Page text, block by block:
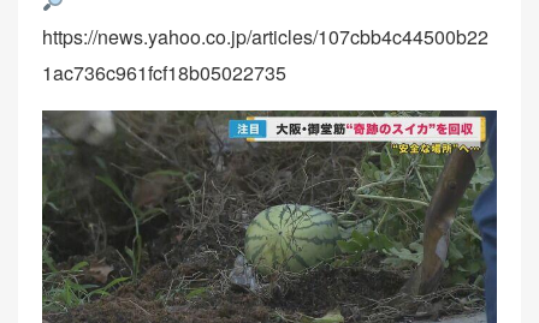
https://news.yahoo.co.jp/articles/107cbb4c44500b22
1ac736c961fcf18b05022735